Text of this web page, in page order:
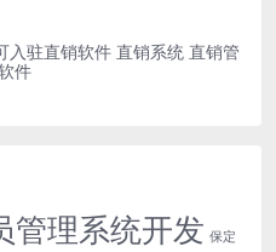
入驻直销软件 直销系统 直销管
件
管理系统开发 保定